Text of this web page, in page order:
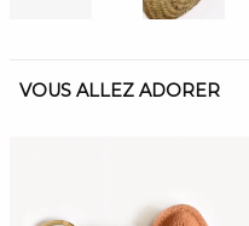
VOUS ALLEZ ADORER